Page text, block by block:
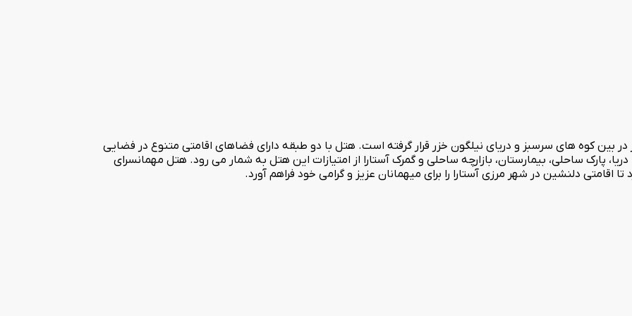
بین کوه های سرسبز و دریای نیلگون خزر قرار گرفته است. هتل با دو طبقه دارای فضاهای اقامتی متنوع در فضایی
پارک ساحلی، بیمارستان، بازارچه ساحلی و گمرک آستارا از امتیازات این هتل به شمار می رود. هتل مهمانسرای
اقامتی دلنشین در شهر مرزی آستارا را برای میهمانان عزیز و گرامی خود فراهم آورد.